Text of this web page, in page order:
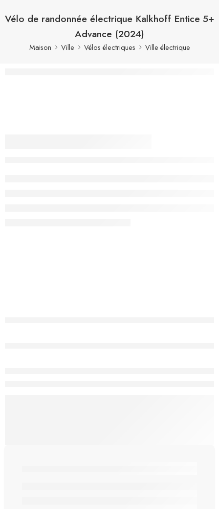
Vélo de randonnée électrique Kalkhoff Entice 5+
Advance (2024)
Maison Ville Vélos électriques Ville électrique